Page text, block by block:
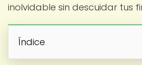
inolvidable sin descuidar tus
Índice